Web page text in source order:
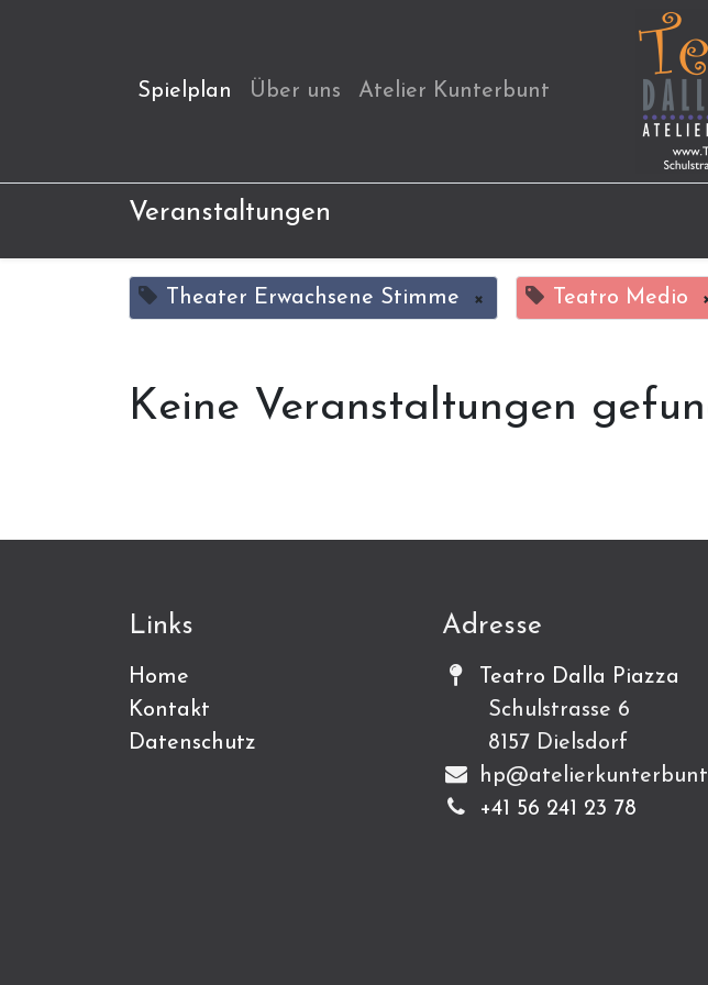
Spielplan Über uns Atelier Kunterbunt
Veranstaltungen
Theater Erwachsene Stimme × Teatro Medio
Keine Veranstaltungen
Links
Home
Kontakt
Datenschutz
Adresse
Teatro Dalla Piazza
Schulstrasse 6
8157 Dielsdorf
+41 56 241 23 78